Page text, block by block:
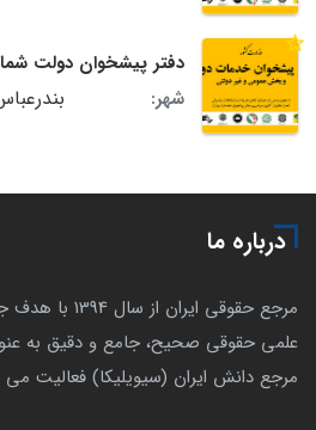
دفتر پیشخوان دولت شماره 192 شهرک پیامبر
شهر:
درباره ما
مرجع حقوقی
علمی حقوقی صحیح، جامع و دقیق به
مرجع دانش ایران (سیویلیکا) فعالیت می